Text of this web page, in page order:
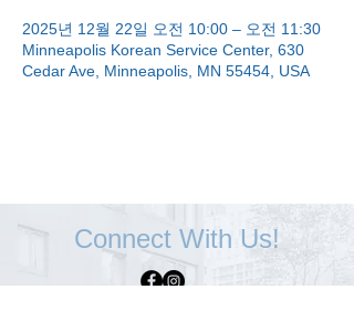
2025년 12월 22일 오전 10:00 – 오전 11:30
Minneapolis Korean Service Center, 630
Cedar Ave, Minneapolis, MN 55454, USA
Connect With Us!